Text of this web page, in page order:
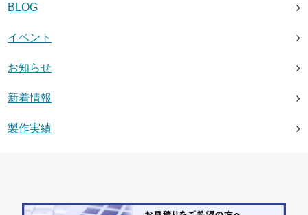
BLOG
イベント
お知らせ
新着情報
製作実績